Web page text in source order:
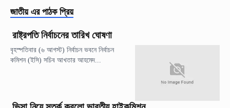
জাতীয় এর পাঠক প্রিয়
রাষ্ট্রপতি নির্বাচনের তারিখ ঘোষণা
বৃহস্পতিবার (৬ আগস্ট) নির্বাচন ভবনে নির্বাচন
কমিশন (ইসি) সচিব আখতার আহমেদ...